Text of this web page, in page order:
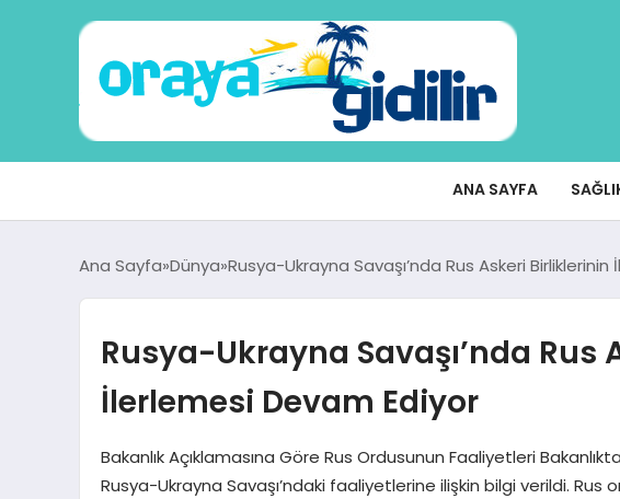
ANA SAYFA
Ana Sayfa Dünya Rusya-Ukrayna Savaşı’nda Rus Askeri
Rusya-Ukrayna Savaşı’nda Rus
İlerlemesi Devam Ediyor
Bakanlık Açıklamasına Göre Rus Ordusunun Faaliyetleri
Rusya-Ukrayna Savaşı’ndaki faaliyetlerine ilişkin bilgi verildi.